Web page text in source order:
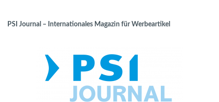
PSI Journal – Internationales Magazin für Werbeartikel